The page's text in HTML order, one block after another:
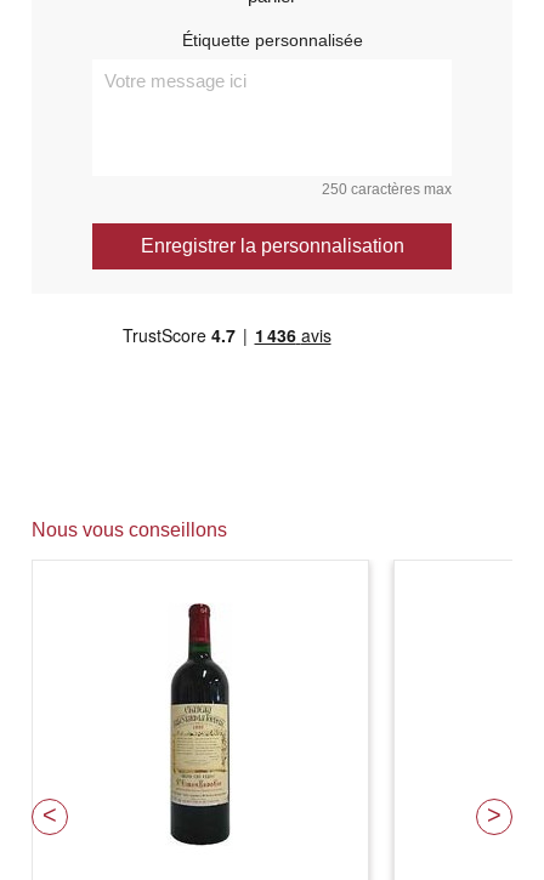
Étiquette personnalisée
250 caractères max
Enregistrer la personnalisation
Nous vous conseillons